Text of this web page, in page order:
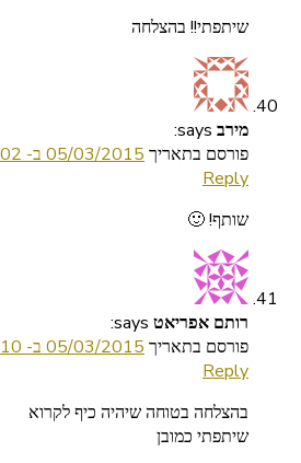
שיתפתי!! בהצלחה
מירב says:
פורסם בתאריך 05/03/2015 ב- 10:02
Reply
שותף! 🙂
רותם אפריאט says:
פורסם בתאריך 05/03/2015 ב- 07:10
Reply
בהצלחה בטוחה שיהיה כיף לקרוא
שיתפתי כמובן